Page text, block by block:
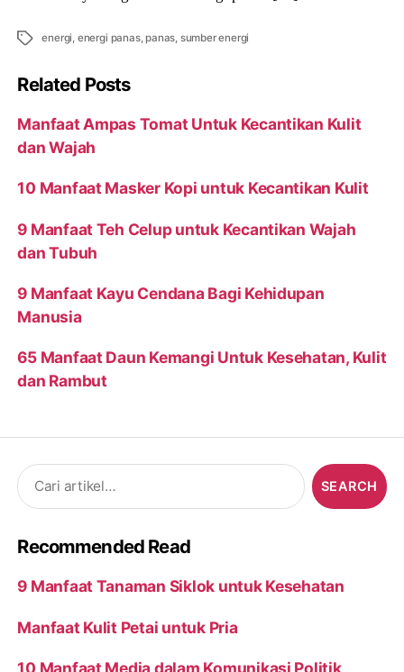
Tags energi, energi panas,panas, sumber energi
Related Posts
Manfaat Ampas Tomat Untuk Kecantikan Kulit
dan Wajah
10 Manfaat Masker Kopi untuk Kecantikan Kulit
9 Manfaat Teh Celup untuk Kecantikan Wajah
dan Tubuh
9 Manfaat Kayu Cendana Bagi Kehidupan
Manusia
65 Manfaat Daun Kemangi Untuk Kesehatan, Kulit
dan Rambut
Search
for:
Recommended Read
9 Manfaat Tanaman Siklok untuk Kesehatan
Manfaat Kulit Petai untuk Pria
10 Manfaat Media dalam Komunikasi Politik